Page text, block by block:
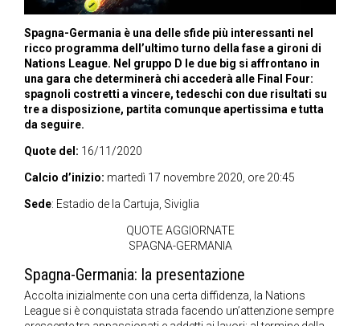
Spagna-Germania è una delle sfide più interessanti nel
ricco programma dell’ultimo turno della fase a gironi di
Nations League. Nel gruppo D le due big si affrontano in
una gara che determinerà chi accederà alle Final Four:
spagnoli costretti a vincere, tedeschi con due risultati su
tre a disposizione, partita comunque apertissima e tutta
da seguire.
Quote del: 16/11/2020
Calcio d’inizio: martedì 17 novembre 2020, ore 20:45
Sede: Estadio de la Cartuja, Siviglia
QUOTE AGGIORNATE
SPAGNA-GERMANIA
Spagna-Germania: la presentazione
Accolta inizialmente con una certa diffidenza, la Nations
League si è conquistata strada facendo un’attenzione sempre